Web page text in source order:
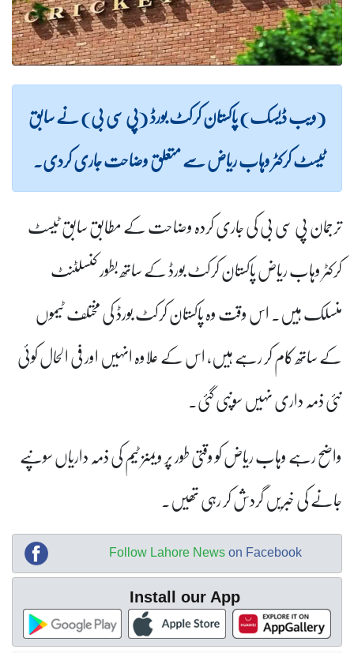
(ویب ڈیسک) پاکستان کرکٹ بورڈ (پی سی بی) نے سابق
ٹیسٹ کرکٹر وہاب ریاض سے متعلق وضاحت جاری کردی۔
ترجمان پی سی بی کی جاری کردہ وضاحت کے مطابق سابق ٹیسٹ
کرکٹر وہاب ریاض پاکستان کرکٹ بورڈ کے ساتھ بطور کنسلٹنٹ
منسلک ہیں۔ اس وقت وہ پاکستان کرکٹ بورڈ کی مختلف ٹیموں
کے ساتھ کام کر رہے ہیں، اس کے علاوہ انہیں اور فی الحال کوئی
نئی ذمہ داری نہیں سونپی گئی۔
واضح رہے وہاب ریاض کو وقتی طور پر ویمنز ٹیم کی ذمہ داریاں سونپے
جانے کی خبریں گردش کر رہی تھیں۔
Follow Lahore News on Facebook
Install our App